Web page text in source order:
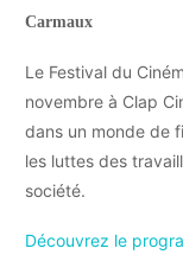
Carmaux
Le Festival du
novembre à Clap
dans un monde de
les luttes des
société.
Découvrez le